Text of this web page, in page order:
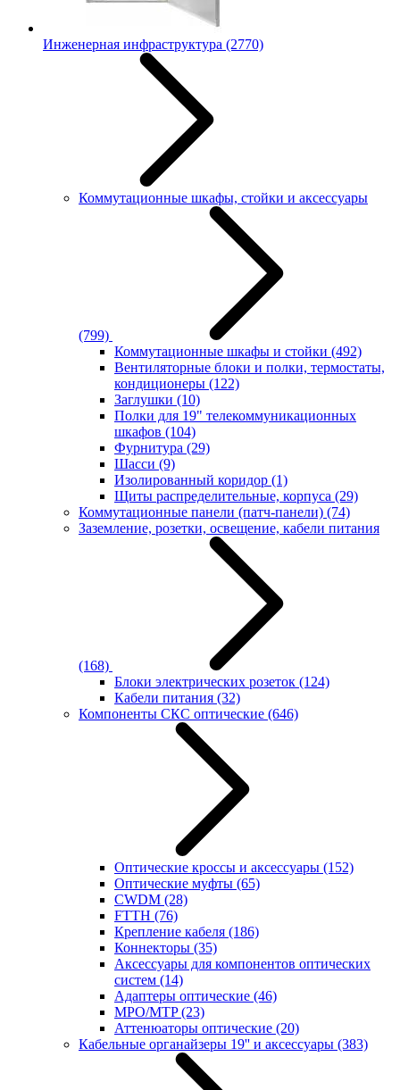
Инженерная инфраструктура (2770)
Коммутационные шкафы, стойки и аксессуары
(799)
Коммутационные шкафы и стойки (492)
Вентиляторные блоки и полки, термостаты,
кондиционеры (122)
Заглушки (10)
Полки для 19" телекоммуникационных
шкафов (104)
Фурнитура (29)
Шасси (9)
Изолированный коридор (1)
Щиты распределительные, корпуса (29)
Коммутационные панели (патч-панели) (74)
Заземление, розетки, освещение, кабели питания
(168)
Блоки электрических розеток (124)
Кабели питания (32)
Компоненты СКС оптические (646)
Оптические кроссы и аксессуары (152)
Оптические муфты (65)
CWDM (28)
FTTH (76)
Крепление кабеля (186)
Коннекторы (35)
Аксессуары для компонентов оптических
систем (14)
Адаптеры оптические (46)
MPO/MTP(23)
Аттенюаторы оптические (20)
Кабельные органайзеры 19'' и аксессуары (383)